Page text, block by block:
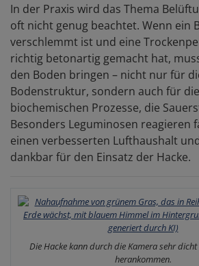
In der Praxis wird das Thema
oft nicht genug beachtet. Wenn ein
verschlemmt ist und eine
richtig betonartig gemacht hat,
den Boden bringen – nicht nur für
Bodenstruktur, sondern auch für die
biochemischen Prozesse, die
Besonders Leguminosen reagieren
einen verbesserten Lufthaushalt
dankbar für den Einsatz der Hacke.
Die Hacke kann durch die Kamera sehr
herankommen.